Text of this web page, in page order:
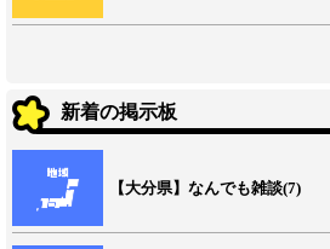
新着の掲示板
【大分県】なんでも雑談(7)